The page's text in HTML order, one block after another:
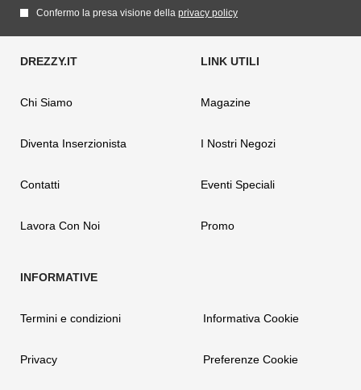
Confermo la presa visione della privacy policy
Chi Siamo
Diventa Inserzionista
Contatti
Lavora Con Noi
Magazine
I Nostri Negozi
Eventi Speciali
Promo
Termini e condizioni
Privacy
Informativa Cookie
Preferenze Cookie